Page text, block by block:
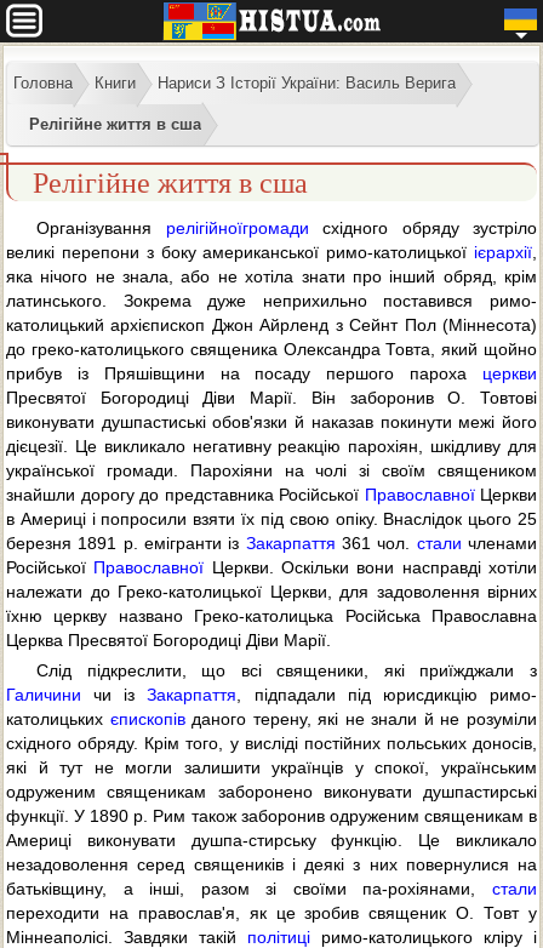
Головна Книги Нариси З Історії України: Василь Верига
Релігійне життя в сша
Релігійне життя в сша
Організування релігійноїгромади східного обряду зустріло
великі перепони з боку американської римо-католицької ієрархії
яка нічого не знала, або не хотіла знати про інший обряд, крім
латинського. Зокрема дуже неприхильно поставився римо-
католицький архієпископ Джон Айрленд з Сейнт Пол (Міннесота)
до греко-католицького священика Олександра Товта, який щойно
прибув із Пряшівщини на посаду першого пароха церкви
Пресвятої Богородиці Діви Марії. Він заборонив О. Товтові
виконувати душпастиські обов'язки й наказав покинути межі його
дієцезії. Це викликало негативну реакцію парохіян, шкідливу для
української громади. Парохіяни на чолі зі своїм священиком
знайшли дорогу до представника Російської ПравославноїЦеркви
в Америці і попросили взяти їх під свою опіку. Внаслідок цього 25
березня 1891 р. емігранти із Закарпаття 361 чол. стали членами
Російської Православної Церкви. Оскільки вони насправді хотіли
належати до Греко-католицької Церкви, для задоволення вірних
їхню церкву названо Греко-католицька Російська Православна
Церква Пресвятої Богородиці Діви Марії.
Слід підкреслити, що всі священики, які приїжджали з
Галичини чи ізЗакарпаття , підпадали під юрисдикцію римо-
католицьких єпископівданого терену, які не знали й не розуміли
східного обряду. Крім того, у висліді постійних польських доносів,
які й тут не могли залишити українців у спокої, українським
одруженим священикам заборонено виконувати душпастирські
функції. У 1890 р. Рим також заборонив одруженим священикам в
Америці виконувати душпа-стирську функцію. Це викликало
незадоволення серед священиків і деякі з них повернулися на
батьківщину, а інші, разом зі своїми па-рохіянами, стали
переходити на православ'я, як це зробив священик О. Товт у
Міннеаполісі. Завдяки такій політиці римо-католицького кліру і